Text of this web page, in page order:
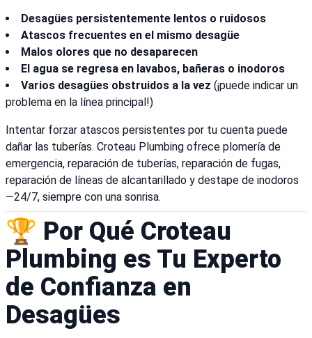
Desagües persistentemente lentos o ruidosos
Atascos frecuentes en el mismo desagüe
Malos olores que no desaparecen
El agua se regresa en lavabos, bañeras o inodoros
Varios desagües obstruidos a la vez (¡puede indicar un
problema en la línea principal!)
Intentar forzar atascos persistentes por tu cuenta puede
dañar las tuberías. Croteau Plumbing ofrece plomería de
emergencia, reparación de tuberías, reparación de fugas,
reparación de líneas de alcantarillado y destape de inodoros
—24/7, siempre con una sonrisa.
🏆 Por Qué Croteau
Plumbing es Tu Experto
de Confianza en
Desagües